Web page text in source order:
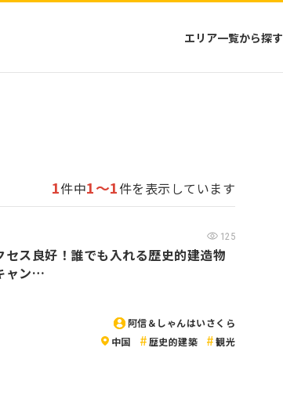
エリア一覧から探す
北米
ミクロネシア
1件中1～1件を表示しています
125
セス良好！誰でも入れる歴史的建造物
ャン…
阿信＆しゃんはいさくら
中国
歴史的建築 観光